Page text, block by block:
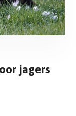
jagers